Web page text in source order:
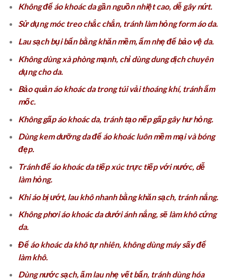
Không để áo khoác da gần nguồn nhiệt cao, dễ gây nứt.
Sử dụng móc treo chắc chắn, tránh làm hỏng form áo da.
Lau sạch bụi bẩn bằng khăn mềm, ẩm nhẹ để bảo vệ da.
Không dùng xà phòng mạnh, chỉ dùng dung dịch chuyên
dụng cho da.
Bảo quản áo khoác da trong túi vải thoáng khí, tránh ẩm
mốc.
Không gấp áo khoác da, tránh tạo nếp gấp gây hư hỏng.
Dùng kem dưỡng da để áo khoác luôn mềm mại và bóng
đẹp.
Tránh để áo khoác da tiếp xúc trực tiếp với nước, dễ
làm hỏng.
Khi áo bị ướt, lau khô nhanh bằng khăn sạch, tránh nắng.
Không phơi áo khoác da dưới ánh nắng, sẽ làm khô cứng
da.
Để áo khoác da khô tự nhiên, không dùng máy sấy để
làm khô.
Dùng nước sạch, ấm lau nhẹ vết bẩn, tránh dùng hóa